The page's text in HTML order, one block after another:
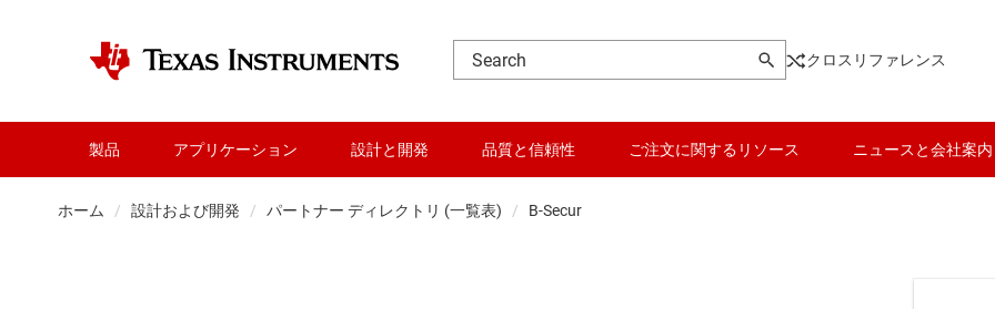
クロスリファレンス
製品 アプリケーション 設計と開発 品質と信頼性 ご注文に関するリソース ニュースと会社案内
ホーム 設計および開発 パートナー ディレクトリ (一覧表) B-Secur